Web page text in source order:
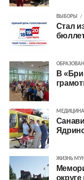
ВЫБОРЫ
Стал
В
МЕДИЦИНА
ЖИЗНЬ